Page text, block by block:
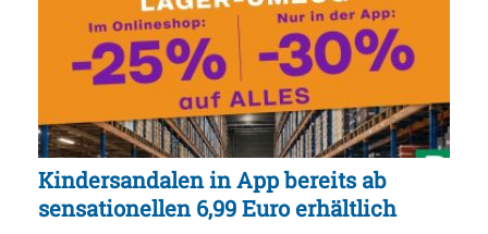
Kindersandalen in App bereits ab
sensationellen 6,99 Euro erhältlich